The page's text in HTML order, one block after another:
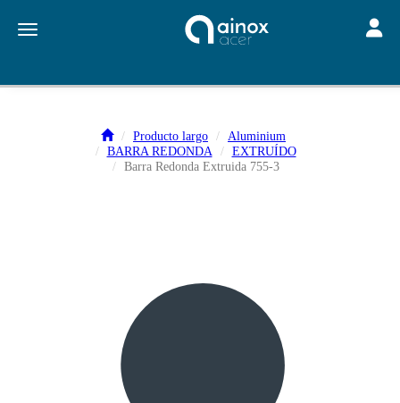
Toggle navigation
Producto largo
Aluminium
BARRA REDONDA
EXTRUÍDO
Barra Redonda Extruida 755-3